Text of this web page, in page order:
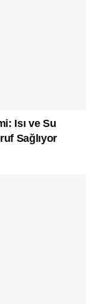
Isı ve Su
Sağlıyor